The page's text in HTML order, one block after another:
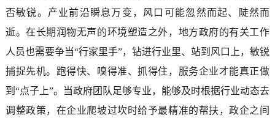
否敏锐。产业前沿瞬息万变，风口可能忽然而起、陡然而
逝。在长期润物无声的环境塑造之外，地方政府的有关工作
人员也需要争当“行家里手”，钻进行业里、站到风口上，敏锐
捕捉先机。跑得快、嗅得准、抓得住，服务企业才能真正做
到“点子上”。当政府团队足够专业，能够及时根据行业动态去
调整政策，在企业爬坡过坎时给予最精准的帮扶，政企之间